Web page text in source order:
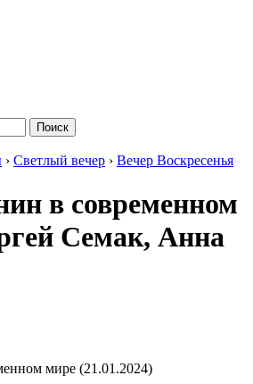
Поиск
› Светлый вечер › Вечер Воскресенья
в современном
Семак, Анна
мире (21.01.2024)